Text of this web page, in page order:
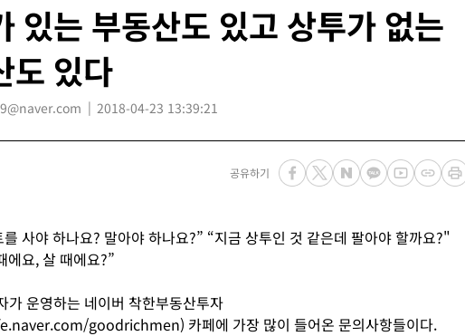
있는 부동산도 있고 상투가 없는
도 있다
2018-04-23 13:39:21
공유하기
를 사야 하나요? 말아야 하나요?” “지금 상투인 것 같은데 팔아야 할까요?"
에요, 살 때에요?”
가 운영하는 네이버 착한부동산투자
goodrichmen) 카페에 가장 많이 들어온 문의사항들이다.